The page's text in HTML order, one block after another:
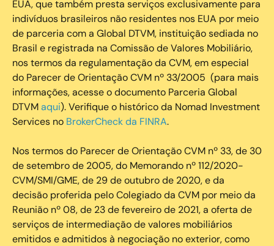
EUA, que também presta serviços exclusivamente para
indivíduos brasileiros não residentes nos EUA por meio
de parceria com a Global DTVM, instituição sediada no
Brasil e registrada na Comissão de Valores Mobiliário,
nos termos da regulamentação da CVM, em especial
do Parecer de Orientação CVM nº 33/2005 (para mais
informações, acesse o documento Parceria Global
DTVMaqui). Verifique o histórico da Nomad Investment
Services no BrokerCheck da FINRA.
Nos termos do Parecer de Orientação CVM nº 33, de 30
de setembro de 2005, do Memorando nº 112/2020-
CVM/SMI/GME, de 29 de outubro de 2020, e da
decisão proferida pelo Colegiado da CVM por meio da
Reunião nº 08, de 23 de fevereiro de 2021, a oferta de
serviços de intermediação de valores mobiliários
emitidos e admitidos à negociação no exterior, como